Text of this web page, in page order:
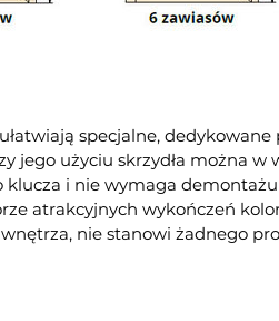
specjalne,
jego użyciu skrzydła można
i nie wymaga
atrakcyjnych wykończeń
nie stanowi żadnego